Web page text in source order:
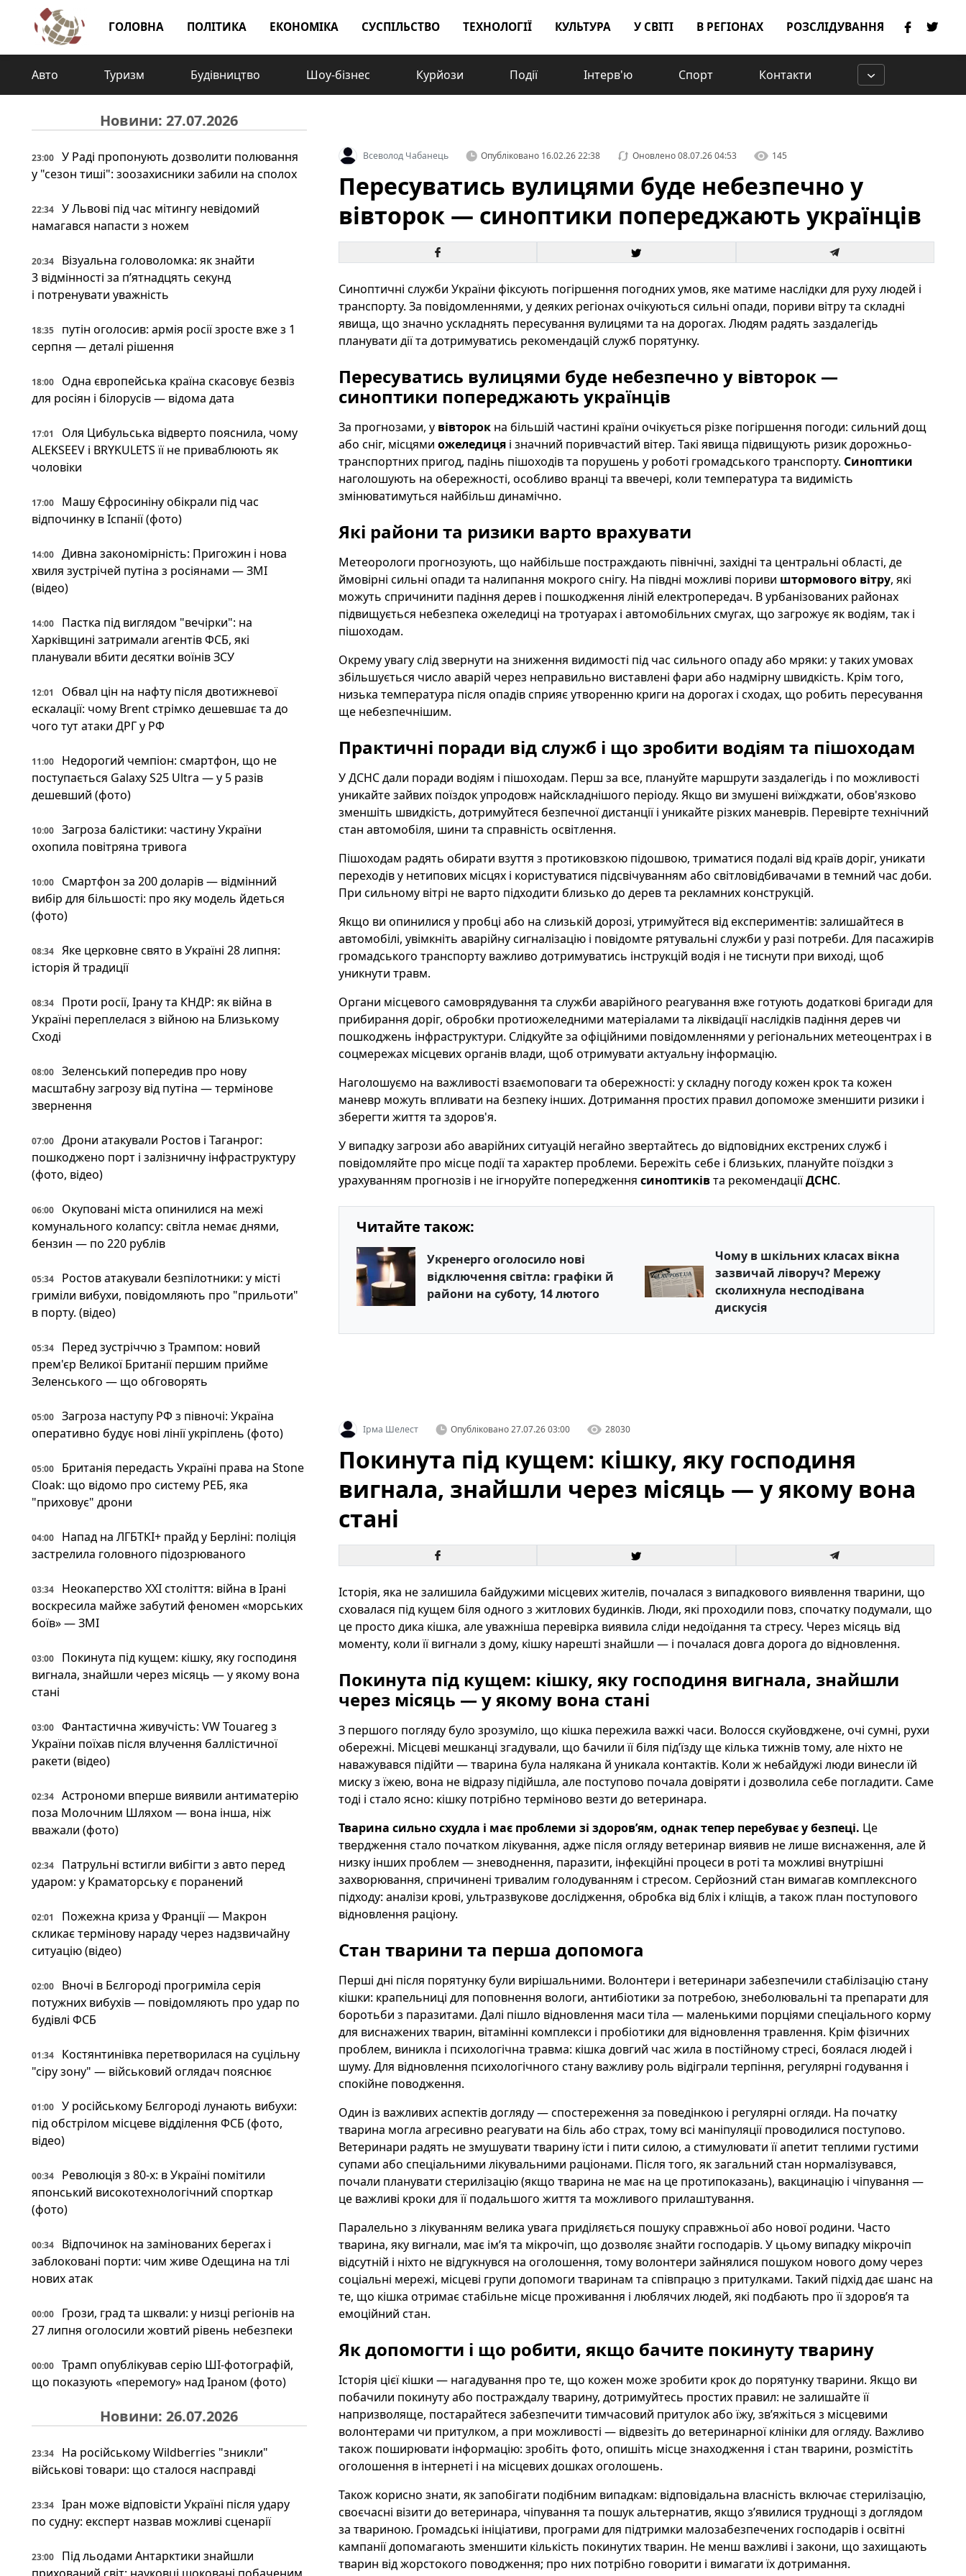
ГОЛОВНА ПОЛІТИКА ЕКОНОМІКА СУСПІЛЬСТВО ТЕХНОЛОГІЇ КУЛЬТУРА У СВІТІ В РЕГІОНАХ РОЗСЛІДУВАННЯ
Авто Туризм Будівництво Шоу-бізнес Курйози Події Інтерв'ю Спорт Контакти
Новини: 27.07.2026
23:00
У Раді пропонують дозволити полювання
у "сезон тиші": зоозахисники забили на сполох
22:34
У Львові під час мітингу невідомий
намагався напасти з ножем
20:34
Візуальна головоломка: як знайти
3 відмінності за п’ятнадцять секунд
і потренувати уважність
18:35
путін оголосив: армія росії зросте вже з 1
серпня — деталі рішення
18:00
Одна європейська країна скасовує безвіз
для росіян і білорусів — відома дата
17:01
Оля Цибульська відверто пояснила, чому
ALEKSEEV і BRYKULETS її не приваблюють як
чоловіки
17:00
Машу Єфросиніну обікрали під час
відпочинку в Іспанії (фото)
14:00
Дивна закономірність: Пригожин і нова
хвиля зустрічей путіна з росіянами — ЗМІ
(відео)
14:00
Пастка під виглядом "вечірки": на
Харківщині затримали агентів ФСБ, які
планували вбити десятки воїнів ЗСУ
12:01
Обвал цін на нафту після двотижневої
ескалації: чому Brent стрімко дешевшає та до
чого тут атаки ДРГ у РФ
11:00
Недорогий чемпіон: смартфон, що не
поступається Galaxy S25 Ultra — у 5 разів
дешевший (фото)
10:00
Загроза балістики: частину України
охопила повітряна тривога
10:00
Смартфон за 200 доларів — відмінний
вибір для більшості: про яку модель йдеться
(фото)
08:34
Яке церковне свято в Україні 28 липня:
історія й традиції
08:34
Проти росії, Ірану та КНДР: як війна в
Україні переплелася з війною на Близькому
Сході
08:00
Зеленський попередив про нову
масштабну загрозу від путіна — термінове
звернення
07:00
Дрони атакували Ростов і Таганрог:
пошкоджено порт і залізничну інфраструктуру
(фото, відео)
06:00
Окуповані міста опинилися на межі
комунального колапсу: світла немає днями,
бензин — по 220 рублів
05:34
Ростов атакували безпілотники: у місті
гриміли вибухи, повідомляють про "прильоти"
в порту. (відео)
05:34
Перед зустріччю з Трампом: новий
прем'єр Великої Британії першим прийме
Зеленського — що обговорять
05:00
Загроза наступу РФ з півночі: Україна
оперативно будує нові лінії укріплень (фото)
05:00
Британія передасть Україні права на Stone
Cloak: що відомо про систему РЕБ, яка
"приховує" дрони
04:00
Напад на ЛГБТКІ+ прайд у Берліні: поліція
застрелила головного підозрюваного
03:34
Неокаперство XXI століття: війна в Ірані
воскресила майже забутий феномен «морських
боїв» — ЗМІ
03:00
Покинута під кущем: кішку, яку господиня
вигнала, знайшли через місяць — у якому вона
стані
03:00
Фантастична живучість: VW Touareg з
України поїхав після влучення баллістичної
ракети (відео)
02:34
Астрономи вперше виявили антиматерію
поза Молочним Шляхом — вона інша, ніж
вважали (фото)
02:34
Патрульні встигли вибігти з авто перед
ударом: у Краматорську є поранений
02:01
Пожежна криза у Франції — Макрон
скликає термінову нараду через надзвичайну
ситуацію (відео)
02:00
Вночі в Бєлгороді прогриміла серія
потужних вибухів — повідомляють про удар по
будівлі ФСБ
01:34
Костянтинівка перетворилася на суцільну
"сіру зону" — військовий оглядач пояснює
01:00
У російському Бєлгороді лунають вибухи:
під обстрілом місцеве відділення ФСБ (фото,
відео)
00:34
Революція з 80-х: в Україні помітили
японський високотехнологічний спорткар
(фото)
00:34
Відпочинок на замінованих берегах і
заблоковані порти: чим живе Одещина на тлі
нових атак
00:00
Грози, град та шквали: у низці регіонів на
27 липня оголосили жовтий рівень небезпеки
00:00
Трамп опублікував серію ШІ-фотографій,
що показують «перемогу» над Іраном (фото)
Новини: 26.07.2026
23:34
На російському Wildberries "зникли"
військові товари: що сталося насправді
23:34
Іран може відповісти Україні після удару
по судну: експерт назвав можливі сценарії
23:00
Під льодами Антарктики знайшли
Всеволод Чабанець Опубліковано16.02.26 22:38 Оновлено08.07.26 04:53 145
Пересуватись вулицями буде небезпечно у
вівторок — синоптики попереджають українців
Синоптичні служби України фіксують погіршення погодних умов, яке матиме наслідки для руху людей і
транспорту. За повідомленнями, у деяких регіонах очікуються сильні опади, пориви вітру та складні
явища, що значно ускладнять пересування вулицями та на дорогах. Людям радять заздалегідь
планувати дії та дотримуватись рекомендацій служб порятунку.
Пересуватись вулицями буде небезпечно у вівторок —
синоптики попереджають українців
За прогнозами, у вівторокна більшій частині країни очікується різке погіршення погоди: сильний дощ
або сніг, місцями ожеледицяі значний поривчастий вітер. Такі явища підвищують ризик дорожньо-
транспортних пригод, падінь пішоходів та порушень у роботі громадського транспорту. Синоптики
наголошують на обережності, особливо вранці та ввечері, коли температура та видимість
змінюватимуться найбільш динамічно.
Які райони та ризики варто врахувати
Метеорологи прогнозують, що найбільше постраждають північні, західні та центральні області, де
ймовірні сильні опади та налипання мокрого снігу. На півдні можливі пориви штормового вітру, які
можуть спричинити падіння дерев і пошкодження ліній електропередач. В урбанізованих районах
підвищується небезпека ожеледиці на тротуарах і автомобільних смугах, що загрожує як водіям, так і
пішоходам.
Окрему увагу слід звернути на зниження видимості під час сильного опаду або мряки: у таких умовах
збільшується число аварій через неправильно виставлені фари або надмірну швидкість. Крім того,
низька температура після опадів сприяє утворенню криги на дорогах і сходах, що робить пересування
ще небезпечнішим.
Практичні поради від служб і що зробити водіям та пішоходам
У ДСНС дали поради водіям і пішоходам. Перш за все, плануйте маршрути заздалегідь і по можливості
уникайте зайвих поїздок упродовж найскладнішого періоду. Якщо ви змушені виїжджати, обов'язково
зменшіть швидкість, дотримуйтеся безпечної дистанції і уникайте різких маневрів. Перевірте технічний
стан автомобіля, шини та справність освітлення.
Пішоходам радять обирати взуття з протиковзкою підошвою, триматися подалі від країв доріг, уникати
переходів у нетипових місцях і користуватися підсвічуванням або світловідбивачами в темний час доби.
При сильному вітрі не варто підходити близько до дерев та рекламних конструкцій.
Якщо ви опинилися у пробці або на слизькій дорозі, утримуйтеся від експериментів: залишайтеся в
автомобілі, увімкніть аварійну сигналізацію і повідомте рятувальні служби у разі потреби. Для пасажирів
громадського транспорту важливо дотримуватись інструкцій водія і не тиснути при виході, щоб
уникнути травм.
Органи місцевого самоврядування та служби аварійного реагування вже готують додаткові бригади для
прибирання доріг, обробки протиожеледними матеріалами та ліквідації наслідків падіння дерев чи
пошкоджень інфраструктури. Слідкуйте за офіційними повідомленнями у регіональних метеоцентрах і в
соцмережах місцевих органів влади, щоб отримувати актуальну інформацію.
Наголошуємо на важливості взаємоповаги та обережності: у складну погоду кожен крок та кожен
маневр можуть впливати на безпеку інших. Дотримання простих правил допоможе зменшити ризики і
зберегти життя та здоров'я.
У випадку загрози або аварійних ситуацій негайно звертайтесь до відповідних екстрених служб і
повідомляйте про місце події та характер проблеми. Бережіть себе і близьких, плануйте поїздки з
урахуванням прогнозів і не ігноруйте попередження синоптиківта рекомендаціїДСНС.
Читайте також:
Укренерго оголосило нові
відключення світла: графіки й
райони на суботу, 14 лютого
Чому в шкільних класах вікна
зазвичай ліворуч? Мережу
сколихнула несподівана
дискусія
Ірма Шелест Опубліковано27.07.26 03:00 28030
Покинута під кущем: кішку, яку господиня
вигнала, знайшли через місяць — у якому вона
стані
Історія, яка не залишила байдужими місцевих жителів, почалася з випадкового виявлення тварини, що
сховалася під кущем біля одного з житлових будинків. Люди, які проходили повз, спочатку подумали, що
це просто дика кішка, але уважніша перевірка виявила сліди недоїдання та стресу. Через місяць від
моменту, коли її вигнали з дому, кішку нарешті знайшли — і почалася довга дорога до відновлення.
Покинута під кущем: кішку, яку господиня вигнала, знайшли
через місяць — у якому вона стані
З першого погляду було зрозуміло, що кішка пережила важкі часи. Волосся скуйовджене, очі сумні, рухи
обережні. Місцеві мешканці згадували, що бачили її біля під’їзду ще кілька тижнів тому, але ніхто не
наважувався підійти — тварина була налякана й уникала контактів. Коли ж небайдужі люди винесли їй
миску з їжею, вона не відразу підійшла, але поступово почала довіряти і дозволила себе погладити. Саме
тоді і стало ясно: кішку потрібно терміново везти до ветеринара.
Тварина сильно схудла і має проблеми зі здоров’ям, однак тепер перебуває у безпеці. Це
твердження стало початком лікування, адже після огляду ветеринар виявив не лише виснаження, але й
низку інших проблем — зневоднення, паразити, інфекційні процеси в роті та можливі внутрішні
захворювання, спричинені тривалим голодуванням і стресом. Серйозний стан вимагав комплексного
підходу: аналізи крові, ультразвукове дослідження, обробка від бліх і кліщів, а також план поступового
відновлення раціону.
Стан тварини та перша допомога
Перші дні після порятунку були вирішальними. Волонтери і ветеринари забезпечили стабілізацію стану
кішки: крапельниці для поповнення вологи, антибіотики за потребою, знеболювальні та препарати для
боротьби з паразитами. Далі пішло відновлення маси тіла — маленькими порціями спеціального корму
для виснажених тварин, вітамінні комплекси і пробіотики для відновлення травлення. Крім фізичних
проблем, виникла і психологічна травма: кішка довгий час жила в постійному стресі, боялася людей і
шуму. Для відновлення психологічного стану важливу роль відіграли терпіння, регулярні годування і
спокійне поводження.
Один із важливих аспектів догляду — спостереження за поведінкою і регулярні огляди. На початку
тварина могла агресивно реагувати на біль або страх, тому всі маніпуляції проводилися поступово.
Ветеринари радять не змушувати тварину їсти і пити силою, а стимулювати її апетит теплими густими
супами або спеціальними лікувальними раціонами. Після того, як загальний стан нормалізувався,
почали планувати стерилізацію (якщо тварина не має на це протипоказань), вакцинацію і чіпування —
це важливі кроки для її подальшого життя та можливого прилаштування.
Паралельно з лікуванням велика увага приділяється пошуку справжньої або нової родини. Часто
тварина, яку вигнали, має ім’я та мікрочіп, що дозволяє знайти господарів. У цьому випадку мікрочіп
відсутній і ніхто не відгукнувся на оголошення, тому волонтери зайнялися пошуком нового дому через
соціальні мережі, місцеві групи допомоги тваринам та співпрацю з притулками. Такий підхід дає шанс на
те, що кішка отримає стабільне місце проживання і люблячих людей, які подбають про її здоров’я та
емоційний стан.
Як допомогти і що робити, якщо бачите покинуту тварину
Історія цієї кішки — нагадування про те, що кожен може зробити крок до порятунку тварини. Якщо ви
побачили покинуту або постраждалу тварину, дотримуйтесь простих правил: не залишайте її
напризволяще, постарайтеся забезпечити тимчасовий притулок або їжу, зв’яжіться з місцевими
волонтерами чи притулком, а при можливості — відвезіть до ветеринарної клініки для огляду. Важливо
також поширювати інформацію: зробіть фото, опишіть місце знаходження і стан тварини, розмістіть
оголошення в інтернеті і на місцевих дошках оголошень.
Також корисно знати, як запобігати подібним випадкам: відповідальна власність включає стерилізацію,
своєчасні візити до ветеринара, чіпування та пошук альтернатив, якщо з’явилися труднощі з доглядом
за твариною. Громадські ініціативи, програми для підтримки малозабезпечених господарів і освітні
кампанії допомагають зменшити кількість покинутих тварин. Не менш важливі і закони, що захищають
тварин від жорстокого поводження; про них потрібно говорити і вимагати їх дотримання.